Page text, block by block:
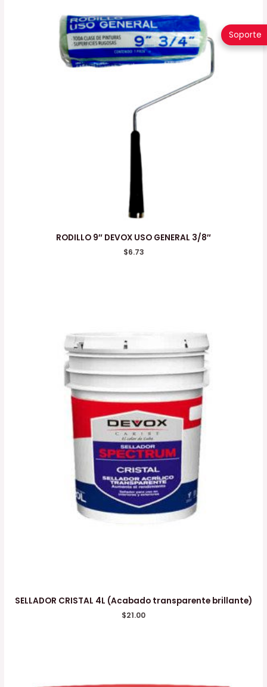
RODILLO 9″ DEVOX USO GENERAL 3/8″
$6.73
SELLADOR CRISTAL 4L (Acabado transparente brillante)
$21.00
Soporte